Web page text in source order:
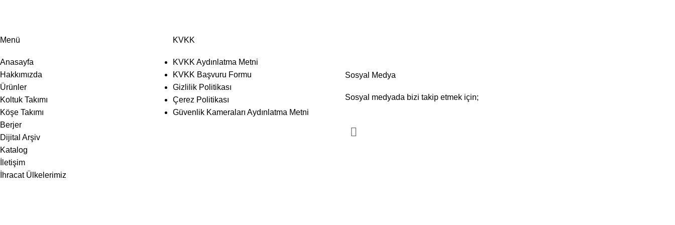
Menü
Anasayfa
Hakkımızda
Ürünler
Koltuk Takımı
Köşe Takımı
Berjer
Dijital Arşiv
Katalog
İletişim
İhracat Ülkelerimiz
KVKK
KVKK Aydınlatma Metni
KVKK Başvuru Formu
Gizlilik Politikası
Çerez Politikası
Güvenlik Kameraları Aydınlatma Metni
Sosyal Medya
Sosyal medyada bizi takip etmek için;